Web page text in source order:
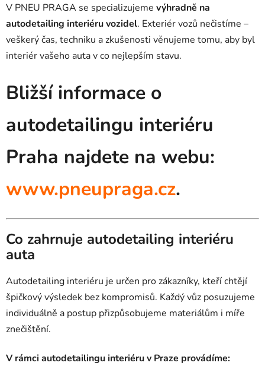
V PNEU PRAGA se specializujeme výhradně na
autodetailing interiéru vozidel. Exteriér vozů nečistíme –
veškerý čas, techniku a zkušenosti věnujeme tomu, aby byl
interiér vašeho auta v co nejlepším stavu.
Bližší informace o
autodetailingu interiéru
Praha najdete na webu:
www.pneupraga.cz.
Co zahrnuje autodetailing interiéru
auta
Autodetailing interiéru je určen pro zákazníky, kteří chtějí
špičkový výsledek bez kompromisů. Každý vůz posuzujeme
individuálně a postup přizpůsobujeme materiálům i míře
znečištění.
V rámci autodetailingu interiéru v Praze provádíme: